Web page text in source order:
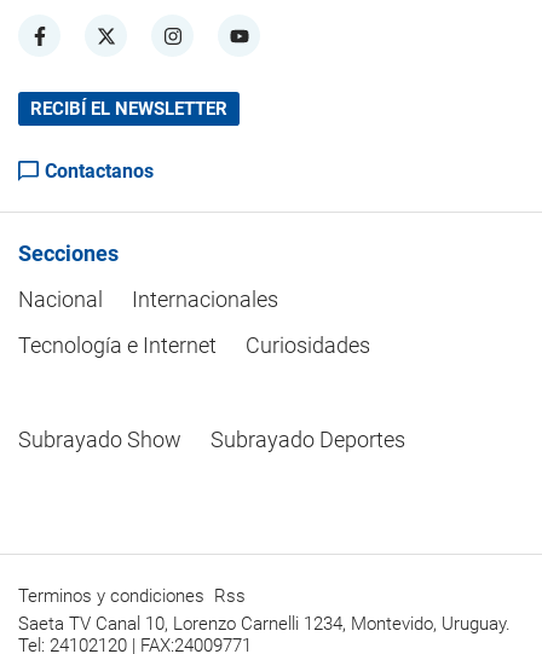
RECIBÍ EL NEWSLETTER
Contactanos
Secciones
Nacional
Internacionales
Tecnología e Internet
Curiosidades
Subrayado Show Subrayado Deportes
Terminos y condiciones Rss
Saeta TV Canal 10, Lorenzo Carnelli 1234, Montevido, Uruguay.
Tel: 24102120 | FAX:24009771